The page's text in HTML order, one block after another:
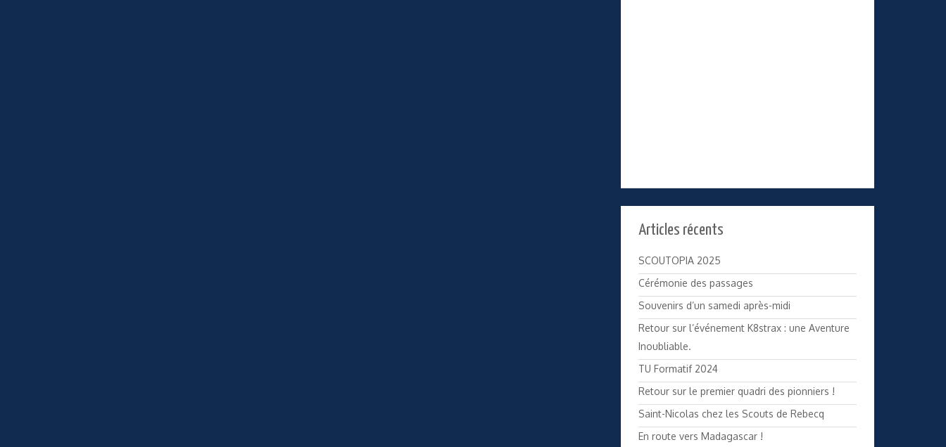
Articles récents
SCOUTOPIA 2025
Cérémonie des passages
Souvenirs d’un samedi après-midi
Retour sur l’événement K8strax : une Aventure
Inoubliable.
TU Formatif 2024
Retour sur le premier quadri des pionniers !
Saint-Nicolas chez les Scouts de Rebecq
En route vers Madagascar !